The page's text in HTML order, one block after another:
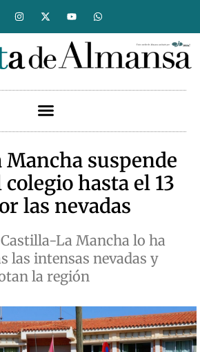
suspende
hasta el 13
las nevadas
La Mancha lo ha
las intensas nevadas y
la región